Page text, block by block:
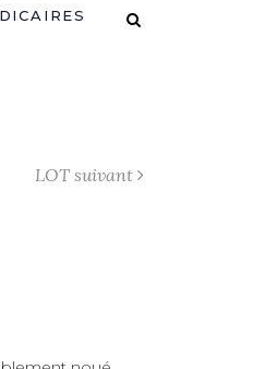
LOT suivant